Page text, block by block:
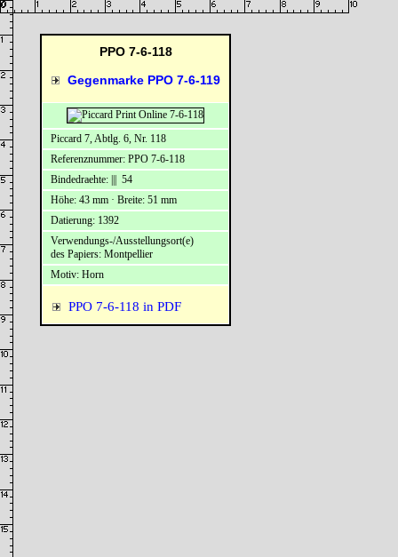
PPO 7-6-118
Gegenmarke PPO 7-6-119
PPO 7-6-118 in PDF
Piccard 7, Abtlg. 6, Nr. 118
Referenznummer: PPO 7-6-118
Bindedraehte: ||| 54
Höhe: 43 mm · Breite: 51 mm
Datierung: 1392
Verwendungs-/Ausstellungsort(e)
des Papiers: Montpellier
Motiv: Horn